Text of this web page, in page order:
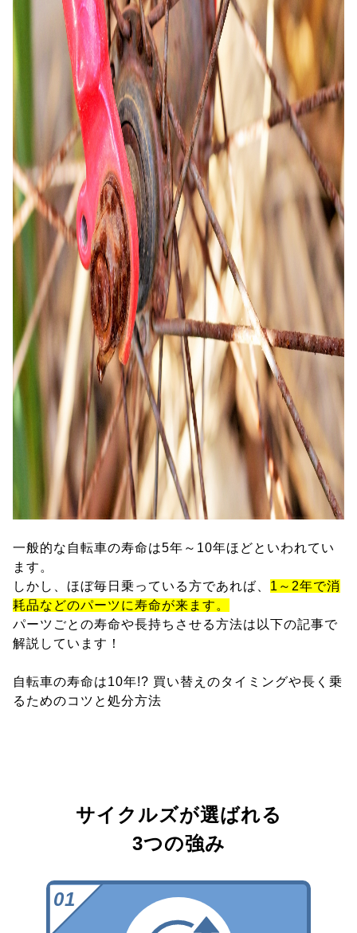
一般的な自転車の寿命は5年～10年ほどといわれてい
ます。
しかし、ほぼ毎日乗っている方であれば、 1～2年で消
耗品などのパーツに寿命が来ます。
パーツごとの寿命や長持ちさせる方法は以下の記事で
解説しています！
自転車の寿命は10年!? 買い替えのタイミングや長く乗
るためのコツと処分方法
サイクルズが選ばれる
3つの強み